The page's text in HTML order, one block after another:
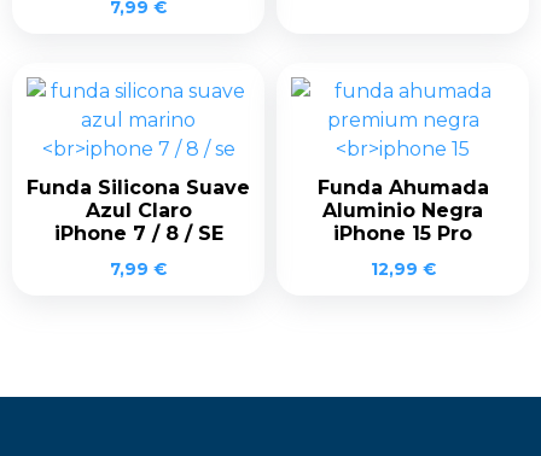
7,99 €
Funda Silicona Suave
Azul Claro
iPhone 7 / 8 / SE
7,99 €
Funda Ahumada
Aluminio Negra
iPhone 15 Pro
12,99 €